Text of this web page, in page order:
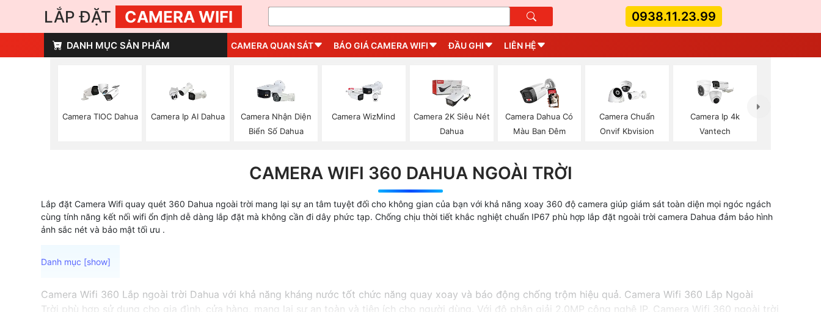
LẮP ĐẶT CAMERA WIFI 0938.11.23.99
DANH MỤC SẢN PHẨM CAMERA QUAN SÁT BÁO GIÁ CAMERA WIFI ĐẦU GHI LIÊN HỆ
Camera TIOC Dahua Camera Ip AI Dahua
Camera Nhận Diện
Biển Số Dahua
Camera WizMind
Camera 2K Siêu Nét
Dahua
Camera Dahua Có
Màu Ban Đêm
Camera Chuẩn
Onvif Kbvision
Camera Ip 4k
Vantech
CAMERA WIFI 360 DAHUA NGOÀI TRỜI
Lắp đặt Camera Wifi quay quét 360 Dahua ngoài trời mang lại sự an tâm tuyệt đối cho không gian của bạn với khả năng xoay 360 độ camera giúp giám sát toàn diện mọi ngóc ngách
cùng tính năng kết nối wifi ổn định dễ dàng lắp đặt mà không cần đi dây phức tạp. Chống chịu thời tiết khắc nghiệt chuẩn IP67 phù hợp lắp đặt ngoài trời camera Dahua đảm bảo hình
ảnh sắc nét và bảo mật tối ưu .
Camera Wifi 360 Lắp ngoài trời Dahua với khả năng kháng nước tốt chức năng quay xoay và báo động chống trộm hiệu quả. Camera Wifi 360 Lắp Ngoài
Trời phù hợp sử dụng cho gia đình, cửa hàng, mang lại sự an toàn và tiện ích cho người dùng. Với độ phân giải 2.0MP công nghệ IP, Camera Wifi 360 ngoài trời